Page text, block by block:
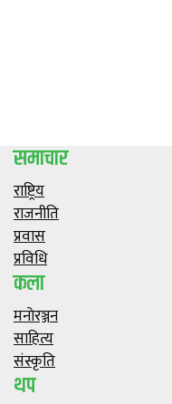
समाचार
राष्ट्रिय
राजनीति
प्रवास
प्रविधि
कला
मनाेरञ्जन
साहित्य
संस्कृति
थप